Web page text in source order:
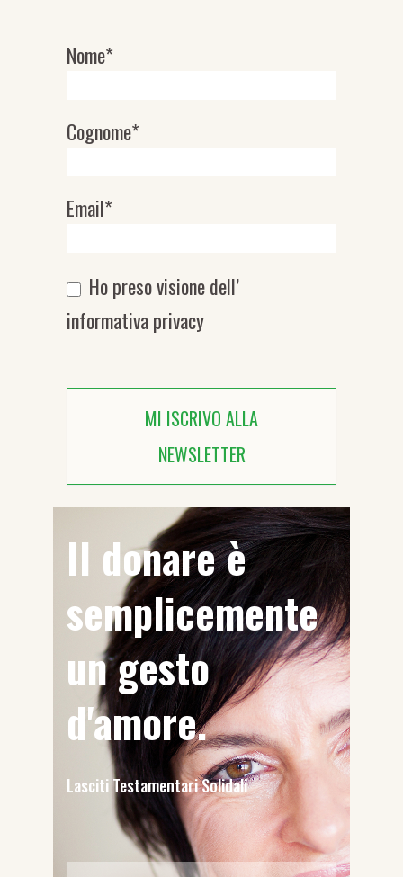
Newsletter
Nome*
Cognome*
Email*
Ho preso visione dell’
informativa privacy
MI ISCRIVO ALLA
NEWSLETTER
Il donare è
semplicemente
un gesto
d'amore.
Lasciti Testamentari Solidali